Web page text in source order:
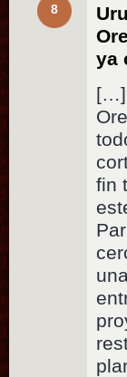
8
ya
[…]
fin